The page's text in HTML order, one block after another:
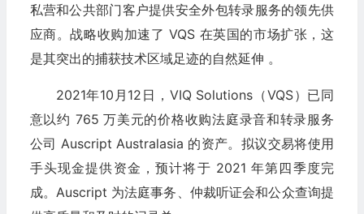
私营和公共部门客户提供安全外包转录服务的领先供
应商。战略收购加速了 VQS 在英国的市场扩张，这
是其突出的捕获技术区域足迹的自然延伸 。
2021年10月12日，VIQ Solutions（VQS）已同
意以约 765 万美元的价格收购法庭录音和转录服务
公司 Auscript Australasia 的资产。拟议交易将使用
手头现金提供资金，预计将于 2021 年第四季度完
成。Auscript 为法庭事务、仲裁听证会和公众查询提